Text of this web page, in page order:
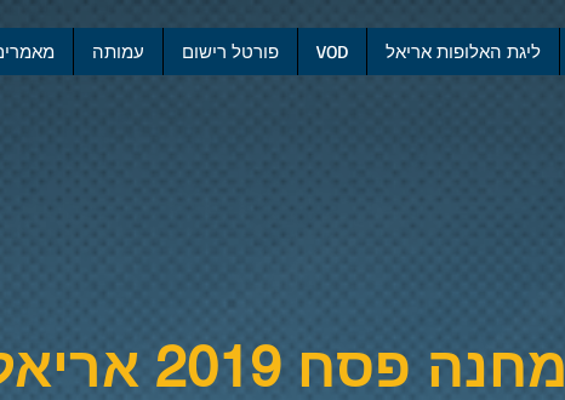
עמותה פורטל רישום VOD ליגת האלופות אריאל
מחנה פסח 2019